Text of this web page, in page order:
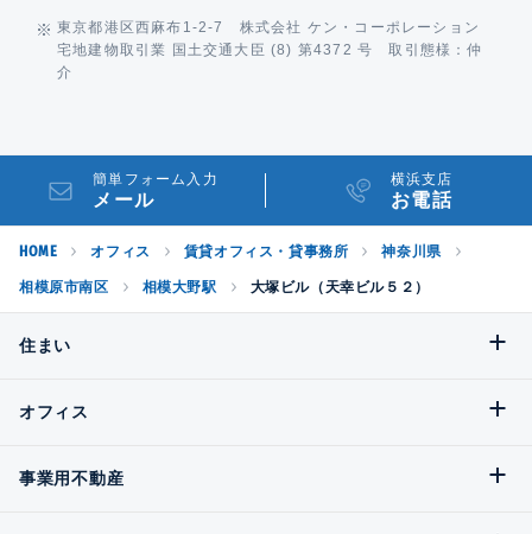
東京都港区西麻布1-2-7 株式会社 ケン・コーポレーション
宅地建物取引業 国土交通大臣 (8) 第4372 号 取引態様：仲
介
簡単フォーム入力
メール
横浜支店
お電話
HOME オフィス 賃貸オフィス・貸事務所 神奈川県
相模原市南区 相模大野駅 大塚ビル（天幸ビル５２）
住まい
オフィス
事業用不動産